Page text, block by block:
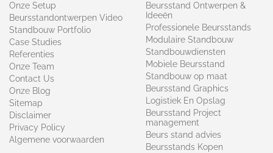
Onze Setup
Beursstandontwerpen Video
Standbouw Portfolio
Case Studies
Referenties
Onze Team
Contact Us
Onze Blog
Sitemap
Disclaimer
Privacy Policy
Algemene voorwaarden
Beursstand Ontwerpen &
Ideeën
Professionele Beursstands
Modulaire Standbouw
Standbouwdiensten
Mobiele Beursstand
Standbouw op maat​
Beursstand Graphics
Logistiek En Opslag
Beursstand Project
management
Beurs stand advies
Beursstands Kopen